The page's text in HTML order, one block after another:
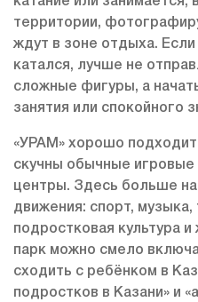
территории,
ждут в зоне отдыха.
катался, лучше не
сложные фигуры, а
занятия или спокойного
«УРАМ» хорошо
скучны обычные
центры. Здесь больше
движения: спорт, музыка,
подростковая культура
парк можно смело
сходить с ребёнком в
подростков в Казани» и